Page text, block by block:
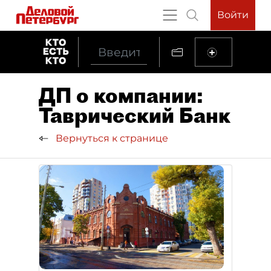
Войти
ДП о компании:
Таврический Банк
Вернуться к странице